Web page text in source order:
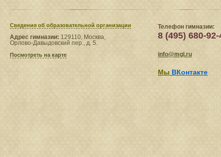
Сведения​ об образовательной организации
Адрес гимназии: 129110, Москва,
Орлово-Давыдовский пер., д. 5.
Посмотреть на карте
Телефон гимназии:
8 (495) 680-92-
info@mgl.ru
Мы ВКонтакте